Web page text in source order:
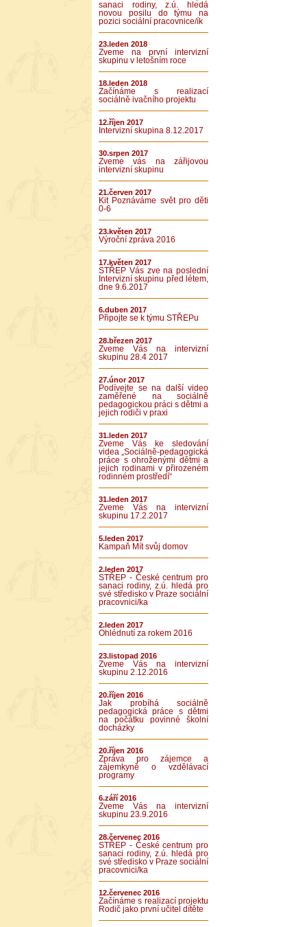
sanaci rodiny, z.ú. hledá
novou posilu do týmu na
pozici sociální pracovnice/ík
23.leden 2018
Zveme na první intervizní
skupinu v letošním roce
18.leden 2018
Začínáme s realizací
sociálně ivačního projektu
12.říjen 2017
Intervizní skupina 8.12.2017
30.srpen 2017
Zveme vás na zářijovou
intervizní skupinu
21.červen 2017
Kit Poznáváme svět pro děti
0-6
23.květen 2017
Výroční zpráva 2016
17.květen 2017
STŘEP Vás zve na poslední
Intervizní skupinu před létem,
dne 9.6.2017
6.duben 2017
Připojte se k týmu STŘEPu
28.březen 2017
Zveme Vás na intervizní
skupinu 28.4 2017
27.únor 2017
Podívejte se na další video
zaměřené na sociálně
pedagogickou práci s dětmi a
jejich rodiči v praxi
31.leden 2017
Zveme Vás ke sledování
videa „Sociálně-pedagogická
práce s ohroženými dětmi a
jejich rodinami v přirozeném
rodinném prostředí“
31.leden 2017
Zveme Vás na intervizní
skupinu 17.2.2017
5.leden 2017
Kampaň Mít svůj domov
2.leden 2017
STŘEP - České centrum pro
sanaci rodiny, z.ú. hledá pro
své středisko v Praze sociální
pracovnici/ka
2.leden 2017
Ohlédnutí za rokem 2016
23.listopad 2016
Zveme Vás na intervizní
skupinu 2.12.2016
20.říjen 2016
Jak probíhá sociálně
pedagogická práce s dětmi
na počátku povinné školní
docházky
20.říjen 2016
Zpráva pro zájemce a
zájemkyně o vzdělávací
programy
6.září 2016
Zveme Vás na intervizní
skupinu 23.9.2016
28.červenec 2016
STŘEP - České centrum pro
sanaci rodiny, z.ú. hledá pro
své středisko v Praze sociální
pracovnici/ka
12.červenec 2016
Začínáme s realizací projektu
Rodič jako první učitel dítěte